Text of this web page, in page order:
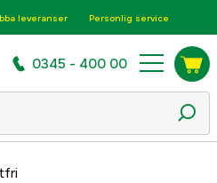
leveranser Personlig service
0345 - 400 00